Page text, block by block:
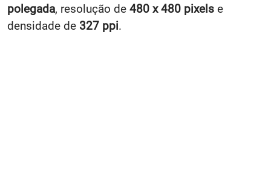
polegada, resolução de 480 x 480 pixels e
densidade de 327 ppi.